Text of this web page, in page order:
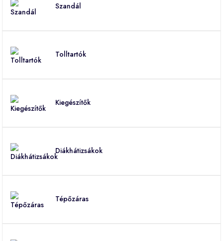
Szandál
Tolltartók
Kiegészítők
Diákhátizsákok
Tépőzáras